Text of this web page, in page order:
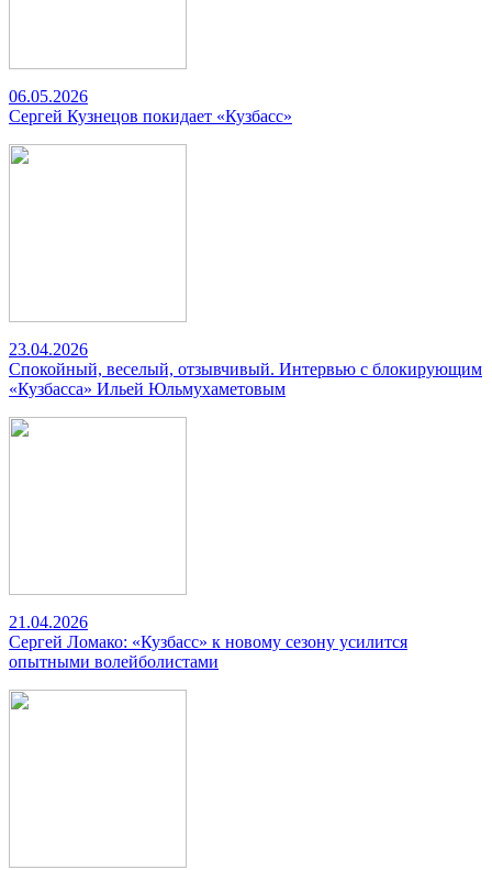
06.05.2026
Сергей Кузнецов покидает «Кузбасс»
23.04.2026
Спокойный, веселый, отзывчивый. Интервью с блокирующим
«Кузбасса» Ильей Юльмухаметовым
21.04.2026
Сергей Ломако: «Кузбасс» к новому сезону усилится
опытными волейболистами